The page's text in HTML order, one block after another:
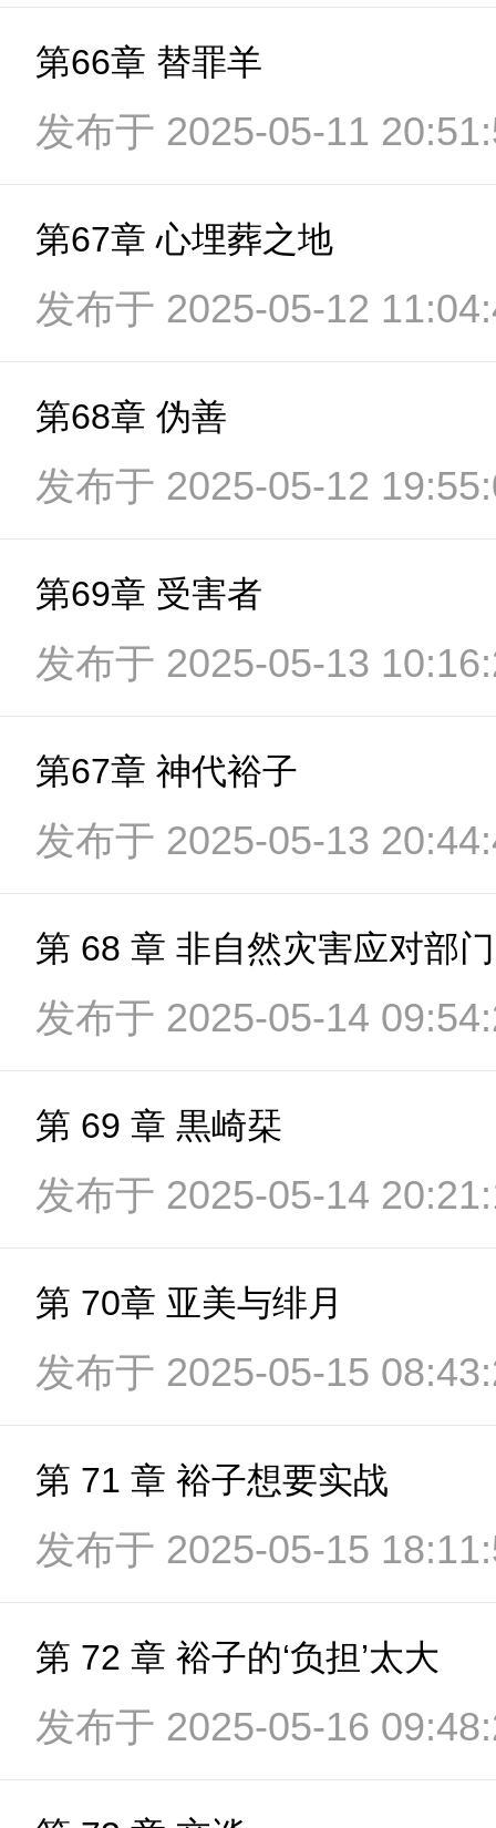
第66章 替罪羊
发布于 2025-05-11
第67章 心埋葬之地
发布于 2025-05-12
第68章 伪善
发布于 2025-05-12
第69章 受害者
发布于 2025-05-13
第67章 神代裕子
发布于 2025-05-13
第 68 章 非自然灾害应对部门
发布于 2025-05-14
第 69 章 黒崎栞
发布于 2025-05-14
第 70章 亚美与绯月
发布于 2025-05-15
第 71 章 裕子想要实战
发布于 2025-05-15
第 72 章 裕子的‘负担’太大
发布于 2025-05-16